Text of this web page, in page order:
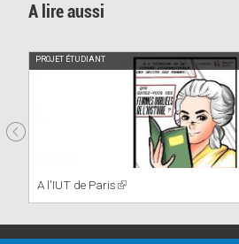
A lire aussi
PROJET ÉTUDIANT
A l'IUT de Paris(link